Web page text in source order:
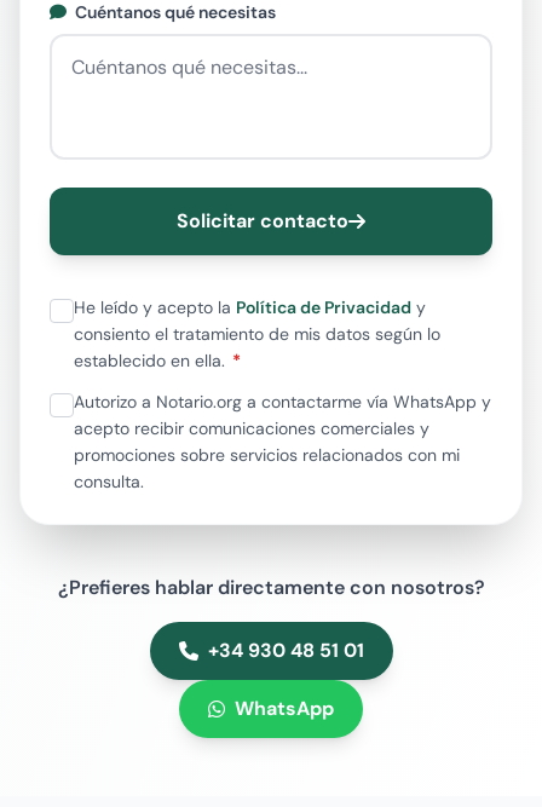
Cuéntanos qué necesitas
Solicitar contacto
He leído y acepto la Política de Privacidad y
consiento el tratamiento de mis datos según lo
establecido en ella.
Autorizo a Notario.org a contactarme vía WhatsApp y
acepto recibir comunicaciones comerciales y
promociones sobre servicios relacionados con mi
consulta.
¿Prefieres hablar directamente con nosotros?
+34 930 48 51 01
WhatsApp